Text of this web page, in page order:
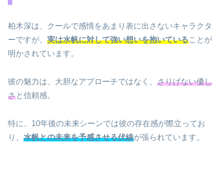
柏木深は、クールで感情をあまり表に出さないキャラクタ
ーですが、 実は水帆に対して強い想いを抱いていることが
明かされています。
彼の魅力は、大胆なアプローチではなく、 さりげない優し
さと信頼感。
特に、10年後の未来シーンでは彼の存在感が際立ってお
り、 水帆との未来を予感させる伏線が張られています。